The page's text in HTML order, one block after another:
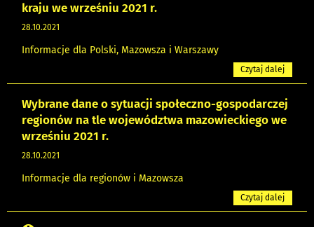
kraju we wrześniu 2021 r.
28.10.2021
Informacje dla Polski, Mazowsza i Warszawy
Czytaj dalej
Wybrane dane o sytuacji społeczno-gospodarczej
regionów na tle województwa mazowieckiego we
wrześniu 2021 r.
28.10.2021
Informacje dla regionów i Mazowsza
Czytaj dalej